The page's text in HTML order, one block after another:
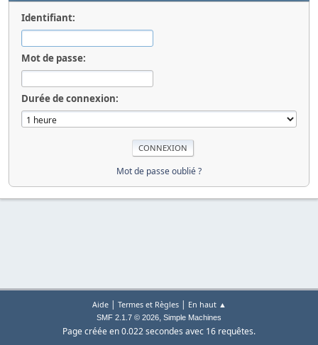
Identifiant:
Mot de passe:
Durée de connexion:
Mot de passe oublié ?
Aide| Termes et Règles| En haut ▲
SMF 2.1.7 © 2026, Simple Machines
Page créée en 0.022 secondes avec 16 requêtes.